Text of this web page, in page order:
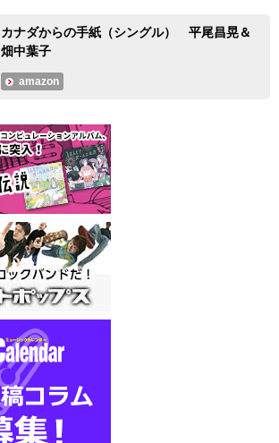
カナダからの手紙（シングル） 平尾昌晃＆
畑中葉子
amazon